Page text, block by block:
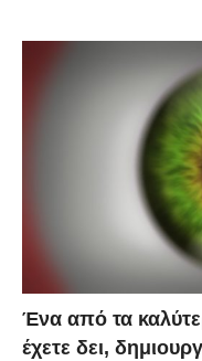
Ένα από τα
έχετε δει,